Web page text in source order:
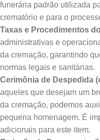
funerária padrão utilizada
crematório e para o
Taxas e Procedimentos
administrativas e
da cremação, garantindo
normas legais e sanitárias.
Cerimônia de Despedida
aqueles que desejam um
da cremação, podemos
pequena homenagem. É
adicionais para este item.